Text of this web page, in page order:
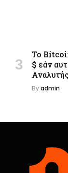
Το
$ εάν
Byadmin